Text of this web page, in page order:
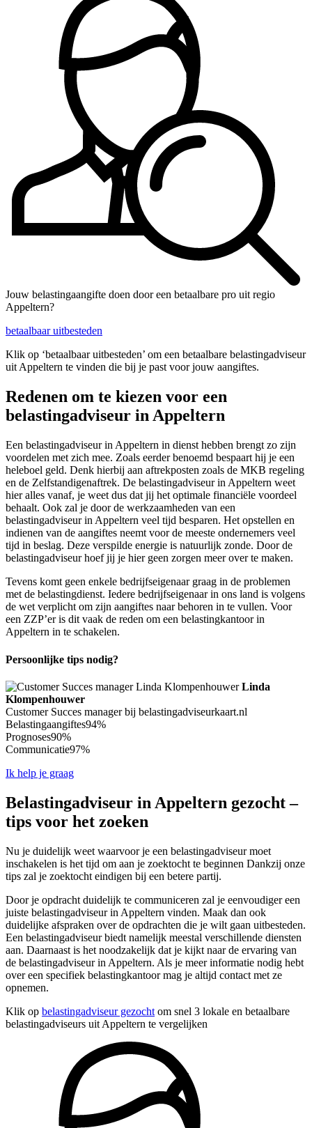
Jouw belastingaangifte doen door een betaalbare pro uit regio
Appeltern?
betaalbaar uitbesteden
Klik op ‘betaalbaar uitbesteden’ om een betaalbare belastingadviseur
uit Appeltern te vinden die bij je past voor jouw aangiftes.
Redenen om te kiezen voor een
belastingadviseur in Appeltern
Een belastingadviseur in Appeltern in dienst hebben brengt zo zijn
voordelen met zich mee. Zoals eerder benoemd bespaart hij je een
heleboel geld. Denk hierbij aan aftrekposten zoals de MKB regeling
en de Zelfstandigenaftrek. De belastingadviseur in Appeltern weet
hier alles vanaf, je weet dus dat jij het optimale financiële voordeel
behaalt. Ook zal je door de werkzaamheden van een
belastingadviseur in Appeltern veel tijd besparen. Het opstellen en
indienen van de aangiftes neemt voor de meeste ondernemers veel
tijd in beslag. Deze verspilde energie is natuurlijk zonde. Door de
belastingadviseur hoef jij je hier geen zorgen meer over te maken.
Tevens komt geen enkele bedrijfseigenaar graag in de problemen
met de belastingdienst. Iedere bedrijfseigenaar in ons land is volgens
de wet verplicht om zijn aangiftes naar behoren in te vullen. Voor
een ZZP’er is dit vaak de reden om een belastingkantoor in
Appeltern in te schakelen.
Persoonlijke tips nodig?
Linda
Klompenhouwer
Customer Succes manager bij belastingadviseurkaart.nl
Belastingaangiftes94%
Prognoses90%
Communicatie97%
Ik help je graag
Belastingadviseur in Appeltern gezocht –
tips voor het zoeken
Nu je duidelijk weet waarvoor je een belastingadviseur moet
inschakelen is het tijd om aan je zoektocht te beginnen Dankzij onze
tips zal je zoektocht eindigen bij een betere partij.
Door je opdracht duidelijk te communiceren zal je eenvoudiger een
juiste belastingadviseur in Appeltern vinden. Maak dan ook
duidelijke afspraken over de opdrachten die je wilt gaan uitbesteden.
Een belastingadviseur biedt namelijk meestal verschillende diensten
aan. Daarnaast is het noodzakelijk dat je kijkt naar de ervaring van
de belastingadviseur in Appeltern. Als je meer informatie nodig hebt
over een specifiek belastingkantoor mag je altijd contact met ze
opnemen.
Klik op belastingadviseur gezocht om snel 3 lokale en betaalbare
belastingadviseurs uit Appeltern te vergelijken